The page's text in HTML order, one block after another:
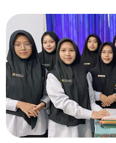
yang dapat diterapkan: 1.
Marketing) Dalam era digital,